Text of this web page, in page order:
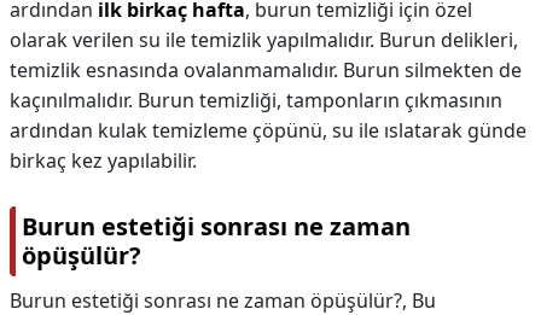
ardından ilk birkaç hafta, burun temizliği için özel
olarak verilen su ile temizlik yapılmalıdır. Burun delikleri,
temizlik esnasında ovalanmamalıdır. Burun silmekten de
kaçınılmalıdır. Burun temizliği, tamponların çıkmasının
ardından kulak temizleme çöpünü, su ile ıslatarak günde
birkaç kez yapılabilir.
Burun estetiği sonrası ne zaman
öpüşülür?
Burun estetiği sonrası ne zaman öpüşülür?, Bu